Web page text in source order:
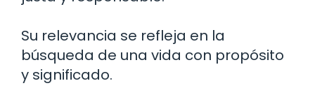
Su relevancia se refleja en la
búsqueda de una vida con propósito
y significado.